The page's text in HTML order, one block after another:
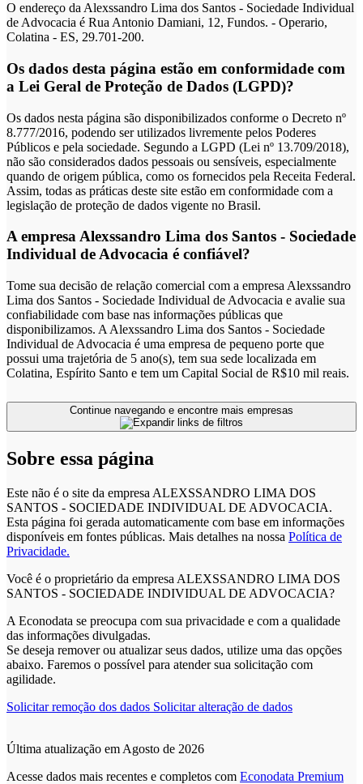
O endereço da Alexssandro Lima dos Santos - Sociedade Individual
de Advocacia é Rua Antonio Damiani, 12, Fundos. - Operario,
Colatina - ES, 29.701-200.
Os dados desta página estão em conformidade com
a Lei Geral de Proteção de Dados (LGPD)?
Os dados nesta página são disponibilizados conforme o Decreto nº
8.777/2016, podendo ser utilizados livremente pelos Poderes
Públicos e pela sociedade. Segundo a LGPD (Lei nº 13.709/2018),
não são considerados dados pessoais ou sensíveis, especialmente
quando de origem pública, como os fornecidos pela Receita Federal.
Assim, todas as práticas deste site estão em conformidade com a
legislação de proteção de dados vigente no Brasil.
A empresa Alexssandro Lima dos Santos - Sociedade
Individual de Advocacia é confiável?
Tome sua decisão de relação comercial com a empresa Alexssandro
Lima dos Santos - Sociedade Individual de Advocacia e avalie sua
confiabilidade com base nas informações públicas que
disponibilizamos. A Alexssandro Lima dos Santos - Sociedade
Individual de Advocacia é uma empresa de pequeno porte que
possui uma trajetória de 5 ano(s), tem sua sede localizada em
Colatina, Espírito Santo e tem um Capital Social de R$10 mil reais.
Sobre essa página
Este não é o site da empresa ALEXSSANDRO LIMA DOS
SANTOS - SOCIEDADE INDIVIDUAL DE ADVOCACIA.
Esta página foi gerada automaticamente com base em informações
disponíveis em fontes públicas. Mais detalhes na nossa Política de
Privacidade.
Você é o proprietário da empresa ALEXSSANDRO LIMA DOS
SANTOS - SOCIEDADE INDIVIDUAL DE ADVOCACIA?
A Econodata se preocupa com sua privacidade e com a qualidade
das informações divulgadas.
Se deseja remover ou atualizar seus dados, utilize uma das opções
abaixo. Faremos o possível para atender sua solicitação com
agilidade.
Solicitar remoção dos dados Solicitar alteração de dados
Última atualização em Agosto de 2026
Acesse dados mais recentes e completos com Econodata Premium